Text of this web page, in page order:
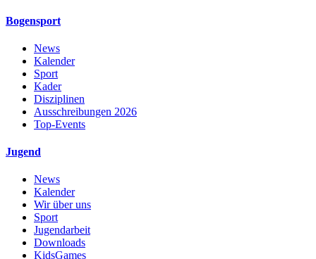
Bogensport
News
Kalender
Sport
Kader
Disziplinen
Ausschreibungen 2026
Top-Events
Jugend
News
Kalender
Wir über uns
Sport
Jugendarbeit
Downloads
KidsGames